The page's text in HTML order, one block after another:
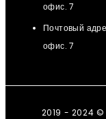
офис. 7
Почтовый
офис. 7
2019 - 2024